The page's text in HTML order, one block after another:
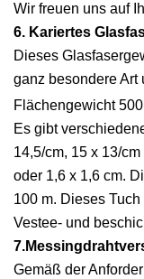
Wir freuen uns auf
6. Kariertes
Dieses
ganz besondere Art
Flächengewicht
Es gibt
14,5/cm, 15 x 13/
oder 1,6 x 1,6 cm.
100 m. Dieses
Vestee- und
Gemäß der